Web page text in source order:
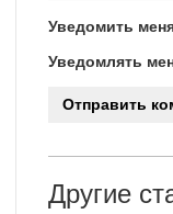
Уведомить
Уведомлять
Другие